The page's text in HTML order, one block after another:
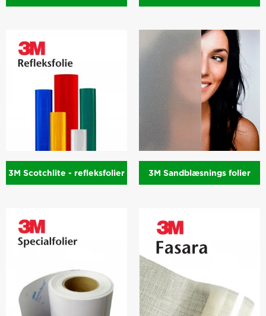
3M Scotchlite - refleksfolier 3M Sandblæsnings folier